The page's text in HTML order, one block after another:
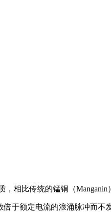
，相比传统的锰铜（
倍于额定电流的浪涌脉冲而不